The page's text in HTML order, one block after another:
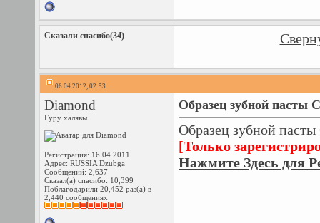
Сказали спасибо(34)
06.04.2012, 02:53
Diamond
Гуру халявы
Регистрация: 16.04.2011
Адрес: RUSSIA Dzubga
Сообщений: 2,637
Сказал(а) спасибо: 10,399
Поблагодарили 20,452 раз(а) в
2,440 сообщениях
Образец зубной пасты
Образец зубной
[Только
Нажмите Здесь для